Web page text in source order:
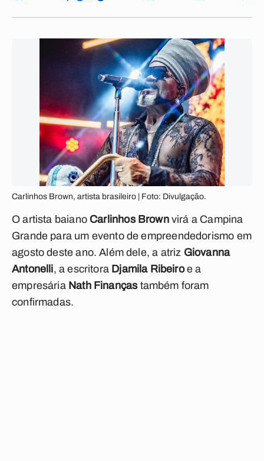
Carlinhos Brown, artista brasileiro | Foto: Divulgação.
O artista baiano Carlinhos Brownvirá a Campina
Grande para um evento de empreendedorismo em
agosto deste ano. Além dele, a atriz Giovanna
Antonelli, a escritoraDjamila Ribeiroe a
empresária Nath Finançastambém foram
confirmadas.